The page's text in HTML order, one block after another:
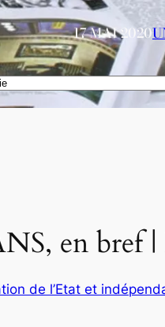
17 MAI 2020
en bref
de l’Etat et